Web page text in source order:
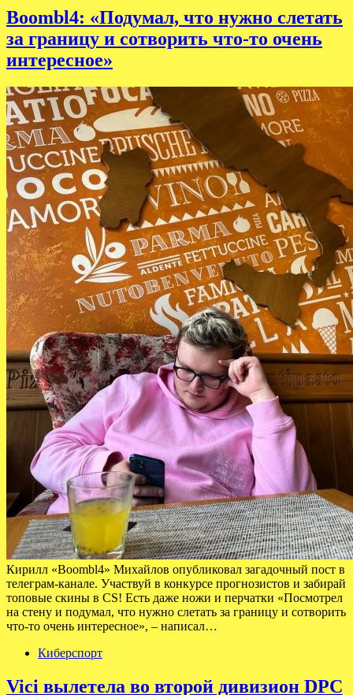
Boombl4: «Подумал, что нужно слетать
за границу и сотворить что-то очень
интересное»
Кирилл «Boombl4» Михайлов опубликовал загадочный пост в
телеграм-канале. Участвуй в конкурсе прогнозистов и забирай
топовые скины в CS! Есть даже ножи и перчатки «Посмотрел
на стену и подумал, что нужно слетать за границу и сотворить
что-то очень интересное», – написал…
Киберспорт
Vici вылетела во второй дивизион DPC